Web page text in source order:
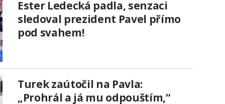
Ester Ledecká padla, senzaci
sledoval prezident Pavel přímo
pod svahem!
Turek zaútočil na Pavla:
„Prohrál a já mu odpouštím,“